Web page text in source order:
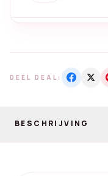
DEEL DEAL:
BESCHRIJVING